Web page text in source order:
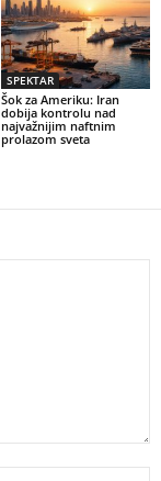
SPEKTAR
Šok za Ameriku: Iran
dobija kontrolu nad
najvažnijim naftnim
prolazom sveta